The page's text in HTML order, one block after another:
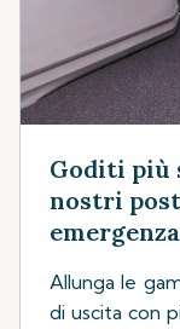
Goditi più
nostri
emergenza
Allunga le
di uscita con